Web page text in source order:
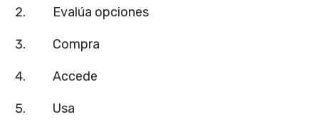
Evalúa opciones
Compra
Accede
Usa